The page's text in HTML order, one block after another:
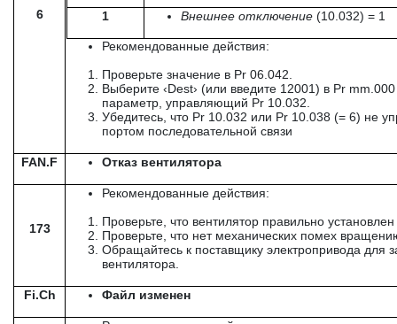
6 1 Внешнее отключение (10.032) = 1
Рекомендованные действия:
Проверьте значение в Pr 06.042.
Выберите ‹Dest› (или введите 12001) в Pr
параметр, управляющий Pr 10.032.
Убедитесь, что Pr 10.032 или Pr 10.038 (= 6) не
портом последовательной связи
FAN.F Отказ вентилятора
173
Рекомендованные действия:
Проверьте, что вентилятор правильно
Проверьте, что нет механических помех
Обращайтесь к поставщику электропривода для
вентилятора.
Fi.Ch Файл изменен